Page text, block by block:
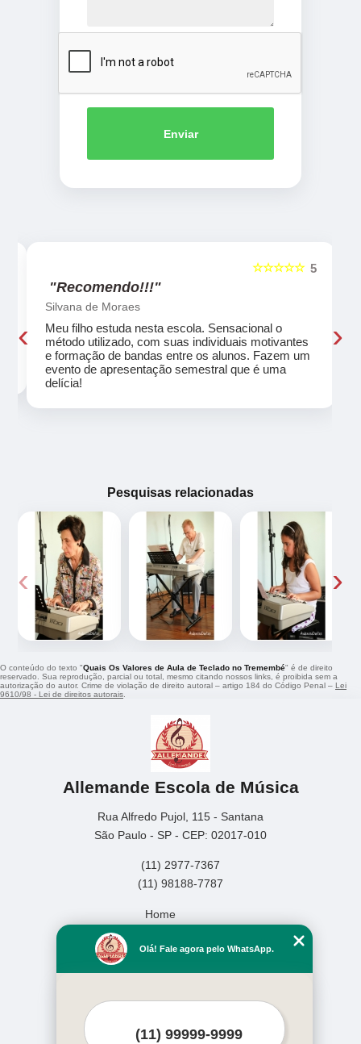
Enviar
5
☆☆☆☆☆
"Recomendo!!!"
Silvana de Moraes
Meu filho estuda nesta escola. Sensacional o
método utilizado, com suas individuais motivantes
e formação de bandas entre os alunos. Fazem um
evento de apresentação semestral que é uma
delícia!
‹ ›
Pesquisas relacionadas
‹ ›
O conteúdo do texto "Quais Os Valores de Aula de Teclado no Tremembé" é de direito
reservado. Sua reprodução, parcial ou total, mesmo citando nossos links, é proibida sem a
autorização do autor. Crime de violação de direito autoral – artigo 184 do Código Penal – Lei
9610/98 - Lei de direitos autorais
Allemande Escola de Música
Rua Alfredo Pujol, 115 - Santana
São Paulo - SP - CEP: 02017-010
(11) 2977-7367
(11) 98188-7787
Home
Missão
Serviços
Mais Serviços
Olá! Fale agora pelo WhatsApp.